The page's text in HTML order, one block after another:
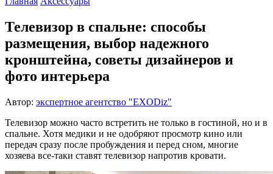
Телевизор в спальне: способы
размещения, выбор надежного
кронштейна, советы дизайнеров и
фото интерьера
Автор: экспертное агентство "EXODiz"
Телевизор можно часто встретить не только в гостиной, но и в
спальне. Хотя медики и не одобряют просмотр кино или
передач сразу после пробуждения и перед сном, многие
хозяева все-таки ставят телевизор напротив кровати.